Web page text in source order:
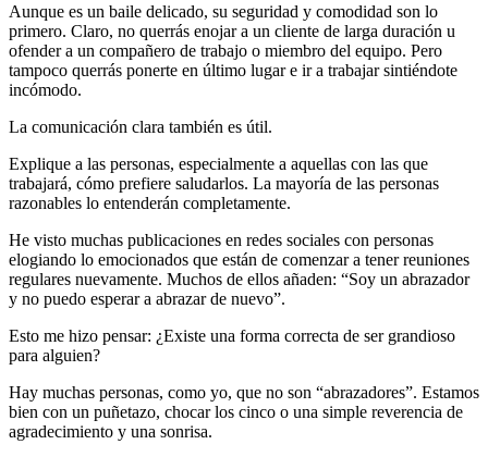
Aunque es un baile delicado, su seguridad y comodidad son lo
primero. Claro, no querrás enojar a un cliente de larga duración u
ofender a un compañero de trabajo o miembro del equipo. Pero
tampoco querrás ponerte en último lugar e ir a trabajar sintiéndote
incómodo.
La comunicación clara también es útil.
Explique a las personas, especialmente a aquellas con las que
trabajará, cómo prefiere saludarlos. La mayoría de las personas
razonables lo entenderán completamente.
He visto muchas publicaciones en redes sociales con personas
elogiando lo emocionados que están de comenzar a tener reuniones
regulares nuevamente. Muchos de ellos añaden: “Soy un abrazador
y no puedo esperar a abrazar de nuevo”.
Esto me hizo pensar: ¿Existe una forma correcta de ser grandioso
para alguien?
Hay muchas personas, como yo, que no son “abrazadores”. Estamos
bien con un puñetazo, chocar los cinco o una simple reverencia de
agradecimiento y una sonrisa.